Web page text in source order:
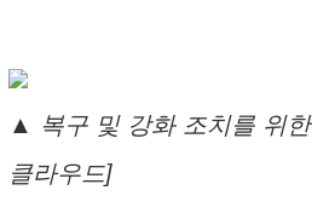
▲ 복구 및 강화 조치를 위
클라우드]